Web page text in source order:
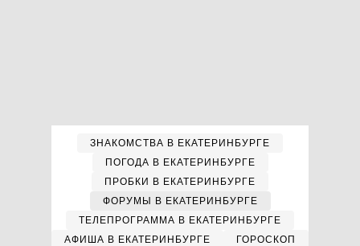
ЗНАКОМСТВА В ЕКАТЕРИНБУРГЕ
ПОГОДА В ЕКАТЕРИНБУРГЕ
ПРОБКИ В ЕКАТЕРИНБУРГЕ
ФОРУМЫ В ЕКАТЕРИНБУРГЕ
ТЕЛЕПРОГРАММА В ЕКАТЕРИНБУРГЕ
АФИША В ЕКАТЕРИНБУРГЕ
ГОРОСКОП